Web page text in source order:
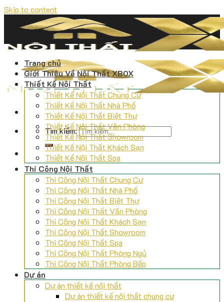
Skip to content
Tìm kiếm:
Trang chủ
Giới Thiệu Về Nội Thất XBOX
Thiết Kế Nội Thất
Thiết Kế Nội Thất Chung Cư
Thiết Kế Nội Thất Nhà Phố
Thiết Kế Nội Thất Biệt Thự
Thiết Kế Nội Thất Văn Phòng
Thiết Kế Nội Thất Showroom
Thiết Kế Nội Thất Khách Sạn
Thiết Kế Nội Thất Spa
Thi Công Nội Thất
Thi Công Nội Thất Chung Cư
Thi Công Nội Thất Nhà Phố
Thi Công Nội Thất Biệt Thự
Thi Công Nội Thất Văn Phòng
Thi Công Nội Thất Khách Sạn
Thi Công Nội Thất Showroom
Thi Công Nội Thất Spa
Thi Công Nội Thất Phòng Ngủ
Thi Công Nội Thất Phòng Bếp
Dự án
Dự án thiết kế nội thất
Dự án thiết kế nội thất chung cư